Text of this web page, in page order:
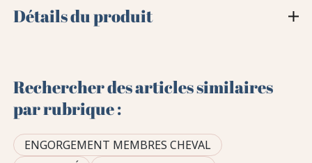
Détails du produit
Rechercher des articles similaires
par rubrique :
ENGORGEMENT MEMBRES CHEVAL